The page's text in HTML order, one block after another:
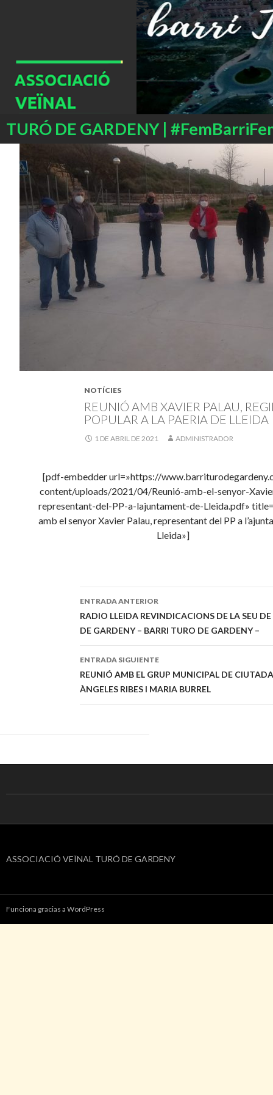
TURÓ DE GARDENY |
Buscar
CONTENIDO
NOTÍCIES
REUNIÓ AMB XAVIER PALAU,
POPULAR A LA PAERIA DE LLEIDA
1 DE ABRIL DE 2021 ADMINISTRADOR
[pdf-embedder url=»https://
content/uploads/2021/04/Reunió-amb-el-senyor-
representant-del-PP-a-lajuntament-de-Lleida.pdf»
amb el senyor Xavier Palau, representant del PP a
Lleida»]
Navegación
de
entradas
ENTRADA ANTERIOR
RADIO LLEIDA REVINDICACIONS DE LA SEU
DE GARDENY – BARRI TURO DE GARDENY –
ENTRADA SIGUIENTE
REUNIÓ AMB EL GRUP MUNICIPAL DE
ÀNGELES RIBES I MARIA BURREL
ASSOCIACIÓ VEÏNAL TURÓ DE GARDENY
Funciona gracias a WordPress